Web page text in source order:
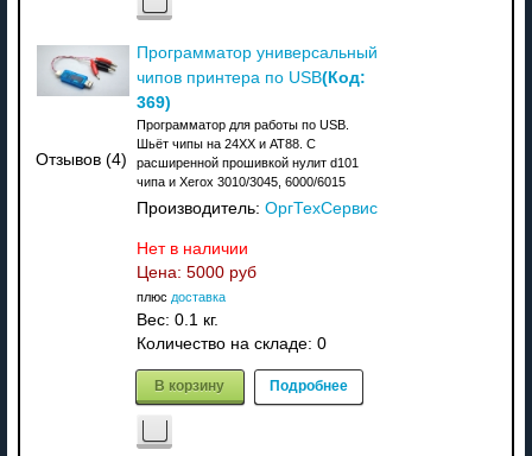
Отзывов (4)
Программатор универсальный
чипов принтера по USB(Код:
369)
Программатор для работы по USB.
Шьёт чипы на 24XX и АТ88. C
расширенной прошивкой нулит d101
чипа и Xerox 3010/3045, 6000/6015
Производитель: ОргТехСервис
Нет в наличии
Цена: 5000 руб
плюс доставка
Вес: 0.1 кг.
Количество на складе: 0
В корзину Подробнее